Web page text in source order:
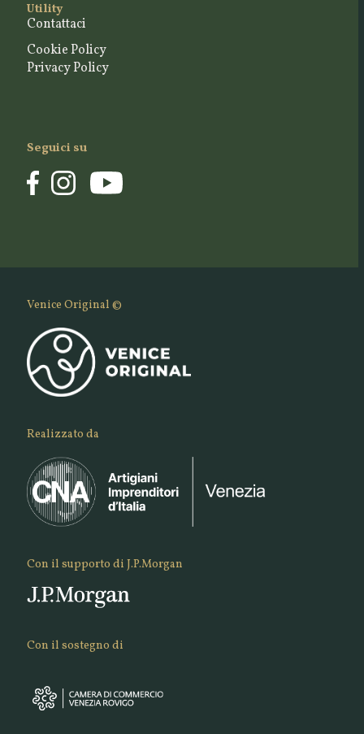
Utility
Contattaci
Cookie Policy
Privacy Policy
Seguici su
Venice Original ©
Realizzato da
Con il supporto di J.P.Morgan
Con il sostegno di